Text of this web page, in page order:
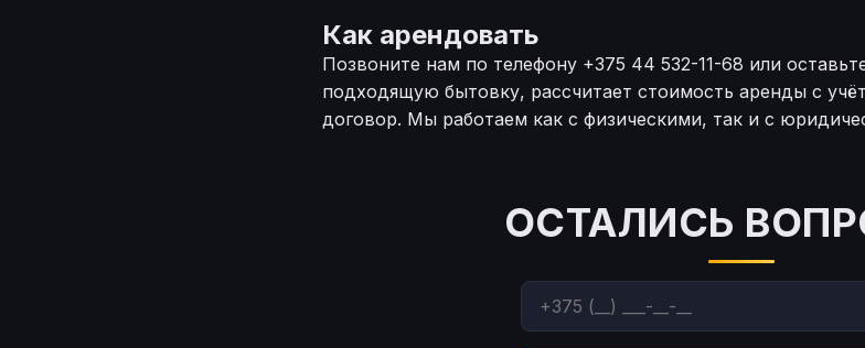
Как арендовать
Позвоните нам по телефону +375 44 532-11-68 или
подходящую бытовку, рассчитает стоимость аренды с
договор. Мы работаем как с физическими, так и с
ОСТАЛИСЬ